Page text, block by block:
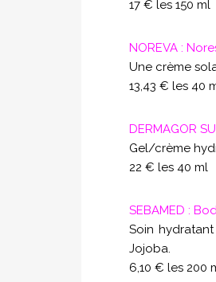
17 € les 150 ml
NOREVA :
Une crème
13,43 € les 40
DERMAGOR
Gel/crème
22 € les 40 ml
SEBAMED :
Soin
Jojoba.
6,10 € les 200